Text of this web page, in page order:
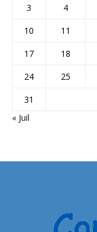
3
4
10
11
17
18
24
25
31
« Juil